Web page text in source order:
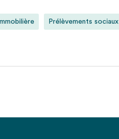
Prélèvements sociaux